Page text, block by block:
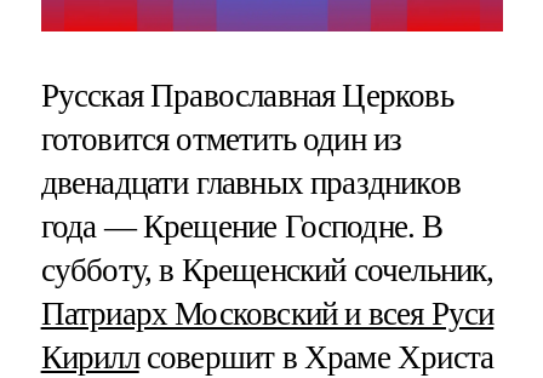
Русская Православная Церковь
готовится отметить один из
двенадцати главных праздников
года — Крещение Господне. В
субботу, в Крещенский сочельник,
Патриарх Московский и всея Руси
Кириллсовершит в Храме Христа